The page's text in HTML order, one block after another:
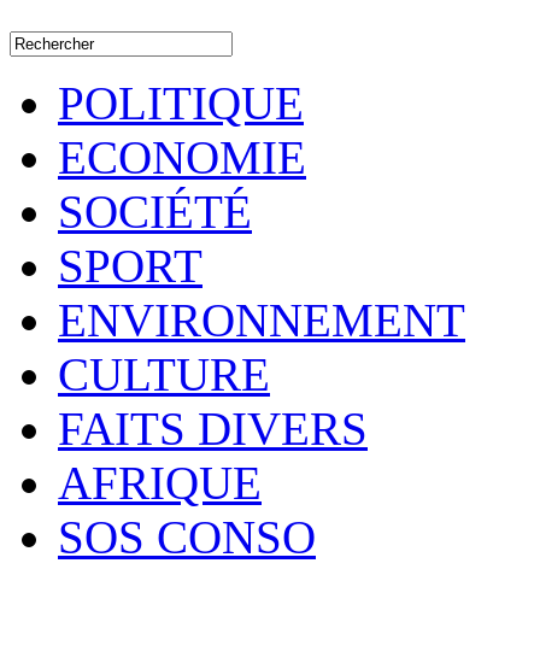
POLITIQUE
ECONOMIE
SOCIÉTÉ
SPORT
ENVIRONNEMENT
CULTURE
FAITS DIVERS
AFRIQUE
SOS CONSO